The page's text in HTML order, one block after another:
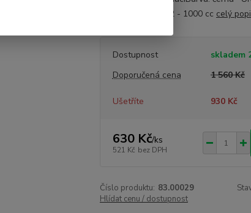
YZF-R1 2009-2012 - 1000 cc celý
Dostupnost
skladem
Doporučená cena
1 560 Kč
Ušetříte 930 Kč
630 Kč/ks
521 Kč bez DPH
Číslo produktu: 83.00029
Hlídat cenu / dostupnost